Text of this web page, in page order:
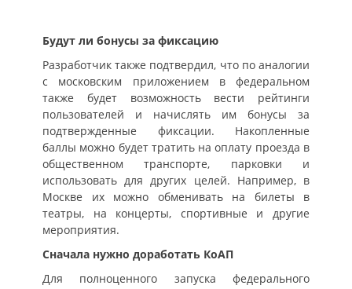
Будут ли бонусы за фиксацию
Разработчик также подтвердил, что по аналогии
с московским приложением в федеральном
также будет возможность вести рейтинги
пользователей и начислять им бонусы за
подтвержденные фиксации. Накопленные
баллы можно будет тратить на оплату проезда в
общественном транспорте, парковки и
использовать для других целей. Например, в
Москве их можно обменивать на билеты в
театры, на концерты, спортивные и другие
мероприятия.
Сначала нужно доработать КоАП
Для полноценного запуска федерального